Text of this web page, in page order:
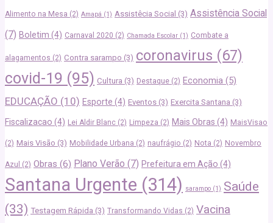
Alimento na Mesa (2) Amapá (1) Assistêcia Social (3) Assistência Social
(7) Boletim (4) Carnaval 2020 (2) Chamada Escolar (1) Combate a
alagamentos (2) Contra sarampo (3) coronavirus (67)
covid-19 (95) Cultura (3) Destaque (2) Economia (5)
EDUCAÇÃO (10) Esporte (4) Eventos (3) Exercita Santana (3)
Fiscalizacao (4) Lei Aldir Blanc (2) Limpeza (2) Mais Obras (4) MaisVisao
(2) Mais Visão (3) Mobilidade Urbana (2) naufrágio (2) Nota (2) Novembro
Azul (2) Obras (6) Plano Verão (7) Prefeitura em Ação (4)
Santana Urgente (314) sarampo (1) Saúde
(33) Testagem Rápida (3) Transformando Vidas (2) Vacina